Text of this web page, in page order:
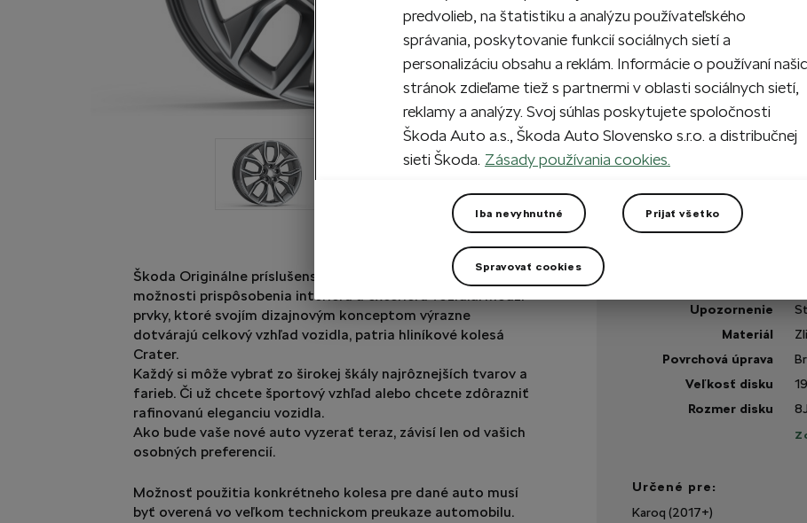
Škoda Originálne príslušenstvo ponúka nespočetné
možnosti prispôsobenia interiéru a exteriéru vozidla. Medzi
prvky, ktoré svojím dizajnovým konceptom výrazne
dotvárajú celkový vzhľad vozidla, patria hliníkové kolesá
Crater.
Každý si môže vybrať zo širokej škály najrôznejších tvarov a
farieb. Či už chcete športový vzhľad alebo chcete zdôrazniť
rafinovanú eleganciu vozidla.
Ako bude vaše nové auto vyzerať teraz, závisí len od vašich
osobných preferencií.
Možnosť použitia konkrétneho kolesa pre dané auto musí
byť overená vo veľkom technickom preukaze automobilu.
Na sklade
Máte otázku?
Kód výrobku
Šírka pneumatiky
Upozornenie
Materiál
Povrchová úprava
Veľkosť disku
Rozmer disku
Určené pre:
Karoq (2017+)
predvolieb, na štatistiku a analýzu používateľského
správania, poskytovanie funkcií sociálnych sietí a
personalizáciu obsahu a reklám. Informácie o používaní
stránok zdieľame tiež s partnermi v oblasti sociálnych sietí,
reklamy a analýzy. Svoj súhlas poskytujete spoločnosti
Škoda Auto a.s., Škoda Auto Slovensko s.r.o. a distribučnej
sieti Škoda. Zásady používania cookies.
Iba nevyhnutné Prijať všetko
Spravovať cookies